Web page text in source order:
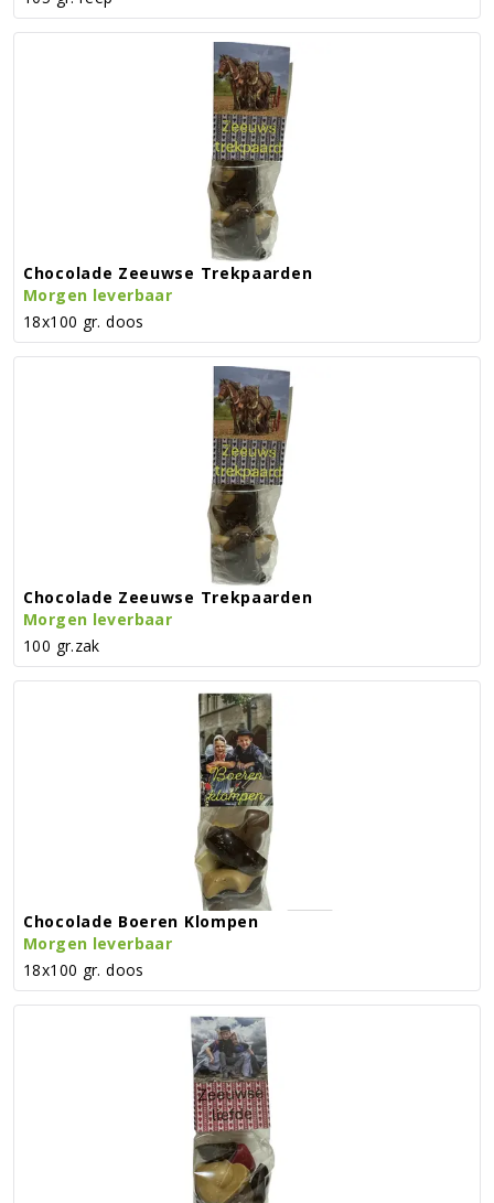
Chocolade Zeeuwse Trekpaarden
Morgen leverbaar
18x100 gr. doos
Chocolade Zeeuwse Trekpaarden
Morgen leverbaar
100 gr.zak
Chocolade Boeren Klompen
Morgen leverbaar
18x100 gr. doos